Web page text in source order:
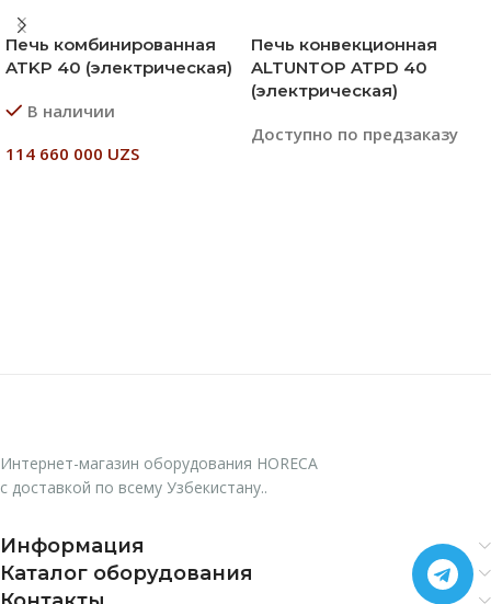
Печь комбинированная
ATKP 40 (электрическая)
В наличии
114 660 000 UZS
Печь конвекционная
ALTUNTOP ATPD 40
(электрическая)
Доступно по предзаказу
Интернет-магазин оборудования HORECA
с доставкой по всему Узбекистану..
Информация
Каталог оборудования